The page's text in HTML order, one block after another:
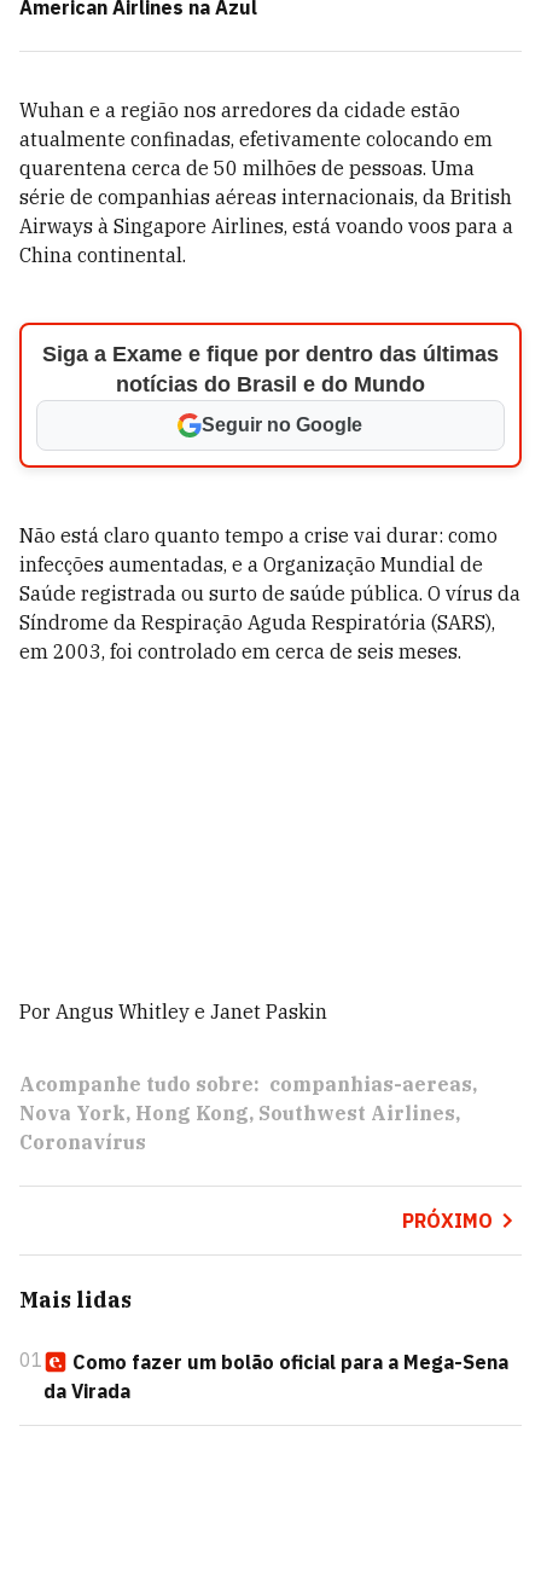
American Airlines na Azul
Wuhan e a região nos arredores da cidade estão
atualmente confinadas, efetivamente colocando em
quarentena cerca de 50 milhões de pessoas. Uma
série de companhias aéreas internacionais, da British
Airways à Singapore Airlines, está voando voos para a
China continental.
Siga a Exame e fique por dentro das últimas
notícias do Brasil e do Mundo
Seguir no Google
Não está claro quanto tempo a crise vai durar: como
infecções aumentadas, e a Organização Mundial de
Saúde registrada ou surto de saúde pública. O vírus da
Síndrome da Respiração Aguda Respiratória (SARS),
em 2003, foi controlado em cerca de seis meses.
Por Angus Whitley e Janet Paskin
Acompanhe tudo sobre: companhias-aereas
Nova York Hong Kong Southwest Airlines
Coronavírus
PRÓXIMO
Mais lidas
01
Como fazer um bolão oficial para a Mega-Sena
da Virada